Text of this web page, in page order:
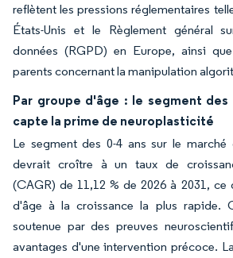
reflètent les pressions réglementaires
États-Unis et le Règlement général
données (RGPD) en Europe, ainsi
parents concernant la manipulation
Par groupe d'âge : le segment des
capte la prime de neuroplasticité
Le segment des 0-4 ans sur le
devrait croître à un taux de
(CAGR) de 11,12 % de 2026 à 2031,
d'âge à la croissance la plus rapide.
soutenue par des preuves
avantages d'une intervention précoce.